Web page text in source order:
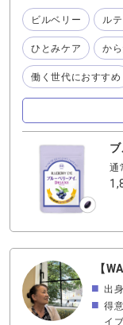
ブルーベリーアイ
んだろう？？と思
ーベリーアイ
い分けているか 実
たかをお伝えした
DELUXE（デラッ
が一回り小さいで
ます 成分を見てみ
『ブルーベリーア
けではなく、あた
じめた方におすす
リーアイ』には“
ト” という説明が
ス）』には”あな
配合“ という説明
すめは ひとみのケ
に考えつくられた
や、ひとみ以外に
アイDELUXE（デ
しょうか？という
ビルベリー ル
ひとみケア か
働く世代におすすめ
通
【
出
得
イ